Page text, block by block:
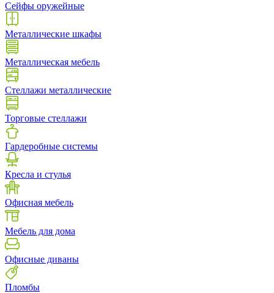
Сейфы оружейные
Металлические шкафы
Металлическая мебель
Стеллажи металлические
Торговые стеллажи
Гардеробные системы
Кресла и стулья
Офисная мебель
Мебель для дома
Офисные диваны
Пломбы